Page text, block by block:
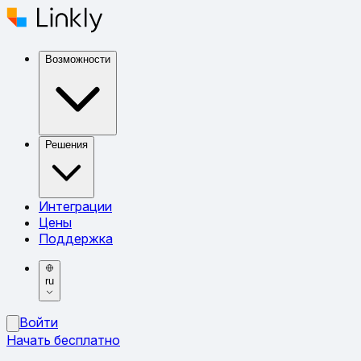
Возможности
Решения
Интеграции
Цены
Поддержка
ru
Войти
Начать бесплатно